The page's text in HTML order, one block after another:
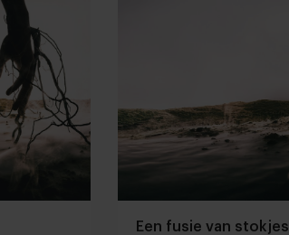
Een fusie van stokjes